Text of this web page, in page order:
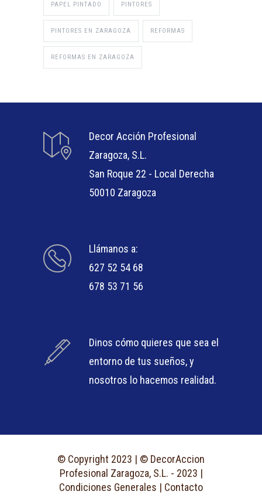
PAPEL PINTADO PINTORES
PINTORES EN ZARAGOZA REFORMAS
REFORMAS EN ZARAGOZA
Decor Acción Profesional
Zaragoza, S.L.
San Roque 22 - Local Derecha
50010 Zaragoza
Llámanos a:
627 52 54 68
678 53 71 56
Dinos cómo quieres que sea el
entorno de tus sueños, y
nosotros lo hacemos realidad.
© Copyright 2023 | © DecorAccion
Profesional Zaragoza, S.L. - 2023 |
Condiciones Generales | Contacto